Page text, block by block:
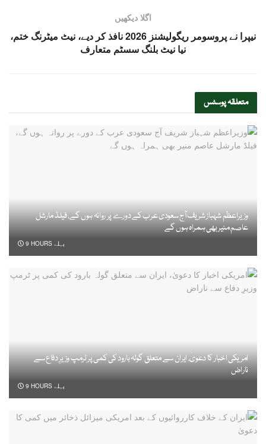
اگلا دیکھیں
نیپرا نے پروسومر ریگولیشنز 2026 نافذ کر دیے، نیٹ میٹرنگ ختم،
نیا نیٹ بلنگ سسٹم متعارف
متعلقہپوسٹس
وزیراعظم شہباز شریف آج سعودی عرب کے دورے پر روانہ ہوں گے، فیلڈ مارشل
عاصم منیر بھی ہمراہ ہوں گے
9 HOURS پہلے
امریکی اخبار کا دعویٰ، ایران سے متعلق گولہ بارود کی کمی پر ٹرمپ وزیرِ دفاع سے
ناراض
9 HOURS پہلے